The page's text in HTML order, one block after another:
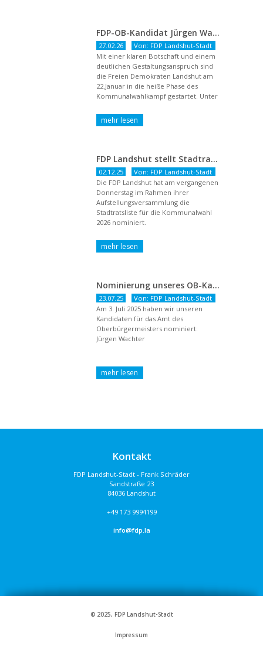
FDP-OB-Kandidat Jürgen Wachter: „Politik auf Pump ist unsozial“
27.02.26
Von: FDP Landshut-Stadt
Mit einer klaren Botschaft und einem
deutlichen Gestaltungsanspruch sind
die Freien Demokraten Landshut am
22.Januar in die heiße Phase des
Kommunalwahlkampf gestartet. Unter
FDP Landshut stellt Stadtratsliste für 2026 auf – OB-Kandidat Jürgen Wachter betont Gestaltungsanspruch und liberale Zukunftsvision
02.12.25
Von: FDP Landshut-Stadt
Die FDP Landshut hat am vergangenen
Donnerstag im Rahmen ihrer
Aufstellungsversammlung die
Stadtratsliste für die Kommunalwahl
2026 nominiert.
Nominierung unseres OB-Kandidaten
23.07.25
Von: FDP Landshut-Stadt
Am 3. Juli 2025 haben wir unseren
Kandidaten für das Amt des
Oberbürgermeisters nominiert:
Jürgen Wachter
Kontakt
FDP Landshut-Stadt - Frank Schräder
Sandstraße 23
84036 Landshut
+49 173 9994199
info@fdp.la
© 2025, FDP Landshut-Stadt
Impressum